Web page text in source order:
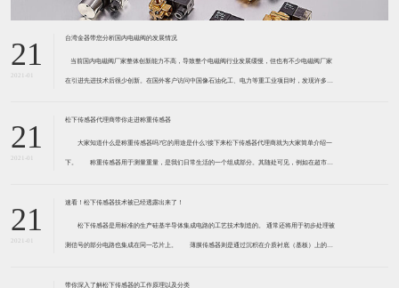
21
2021-01
台湾金器带您分析国内电磁阀的发展情况
​ 当前国内电磁阀厂家整体创新能力不高，导致整个电磁阀行业发展缓慢，但也有不少电磁阀厂家
在引进先进技术后很少创新。在国外客户访问中国像石油化工、电力等重工业项目时，发现许多项
21
2021-01
松下传感器代理商带你走进称重传感器
大家知道什么是称重传感器吗?它的用途是什么?接下来松下传感器代理商就为大家简单介绍一
下。 称重传感器用于测量重量，是我们日常生活的一个组成部分。其随处可见，例如在超市柜
带有应变片的弹性体组成。弹性体通常由钢
21
2021-01
速看！松下传感器技术被已经透露出来了！
松下传感器是用标准的生产硅基半导体集成电路的工艺技术制造的。 通常还将用于初步处理被
测信号的部分电路也集成在同一芯片上。 薄膜传感器则是通过沉积在介质衬底（基板）上的，
器是利用相应材料的浆料，涂覆在陶瓷基片上
带你深入了解松下传感器的工作原理以及分类